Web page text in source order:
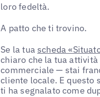
loro fedeltà.
A patto che ti trovino.
Se la tua scheda
chiaro che la tua attività
commerciale — stai
cliente locale. E questo
ti ha segnalato come